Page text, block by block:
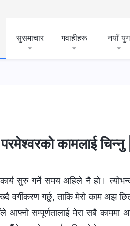
सुसमाचार गवाहीहरू नयाँ युग
कामलाई
सुरु गर्ने समय अहिले नै हो।
वर्गीकरण गर्छु, ताकि मेरो काम अझ
सम्पूर्णतालाई मेरा सबै काममा